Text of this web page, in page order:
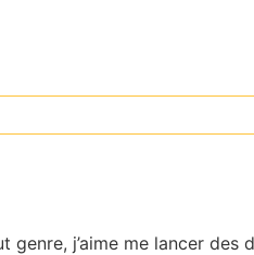
j’aime me lancer